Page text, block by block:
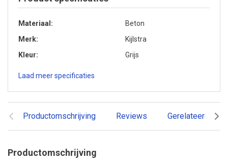
Productomschrijving Reviews Gerelateerde
Productomschrijving
Materiaal
Beton
Merk
Kijlstra
Kleur
Grijs
Laad meer specificaties